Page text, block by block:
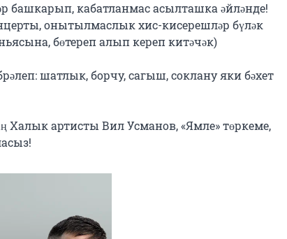
башкарып, кабатланмас асылташка әйләнде!
онытылмаслык хис-кисерешләр бүләк
бөтереп алып кереп китәчәк)
шатлык, борчу, сагыш, соклану яки бәхет
Халык артисты Вил Усманов, «Ямле» төркеме,